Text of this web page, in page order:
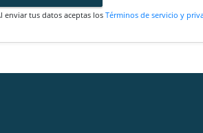
enviar tus datos aceptas losTérminos de servicio y